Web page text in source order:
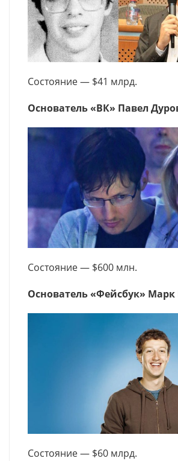
Состояние — $41 млрд.
Основатель «ВК» Павел
Состояние — $600 млн.
Основатель «Фейсбук» Марк
Состояние — $60 млрд.